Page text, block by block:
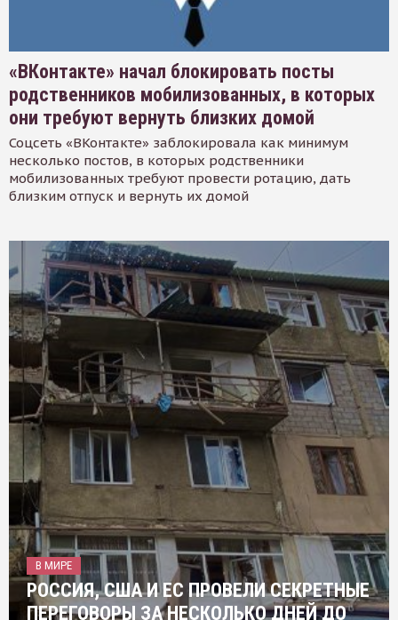
«ВКонтакте» начал блокировать посты
родственников мобилизованных, в которых
они требуют вернуть близких домой
Соцсеть «ВКонтакте» заблокировала как минимум
несколько постов, в которых родственники
мобилизованных требуют провести ротацию, дать
близким отпуск и вернуть их домой
В МИРЕ
РОССИЯ, США И ЕС ПРОВЕЛИ СЕКРЕТНЫЕ
ПЕРЕГОВОРЫ ЗА НЕСКОЛЬКО ДНЕЙ ДО